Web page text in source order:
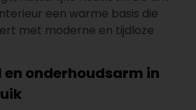
een warme basis die
met moderne en tijdloze
onderhoudsarm in